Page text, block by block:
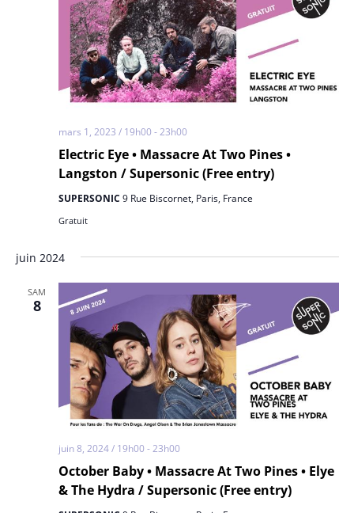
Electric Eye • Massacre At Two Pines •
Langston / Supersonic (Free entry)
mars 1, 2023 / 19h00 -23h00
SUPERSONIC 9 Rue Biscornet, Paris, France
Gratuit
juin 2024
SAM
8
October Baby • Massacre At Two Pines • Elye
& The Hydra / Supersonic (Free entry)
juin 8, 2024 / 19h00 -23h00